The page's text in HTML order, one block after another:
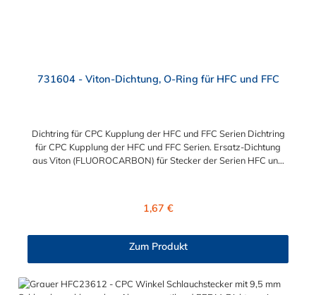
731604 - Viton-Dichtung, O-Ring für HFC und FFC
Dichtring für CPC Kupplung der HFC und FFC Serien Dichtring
für CPC Kupplung der HFC und FFC Serien. Ersatz-Dichtung
aus Viton (FLUOROCARBON) für Stecker der Serien HFC und
Regulärer Preis:
1,67 €
Zum Produkt